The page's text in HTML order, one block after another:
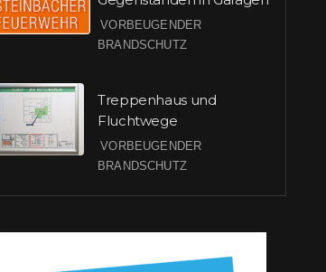
VORBEUGENDER
BRANDSCHUTZ
Treppenhaus und
Fluchtwege
VORBEUGENDER
BRANDSCHUTZ